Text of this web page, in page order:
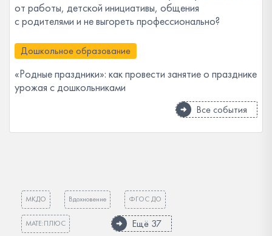
от работы, детской инициативы, общения
с родителями и не выгореть профессионально?
Дошкольное образование
«Родные праздники»: как провести занятие о празднике
урожая с дошкольниками
Все события
МКДО Вдохновение ФГОС ДО
МАТЕ:ПЛЮС Ещё 37